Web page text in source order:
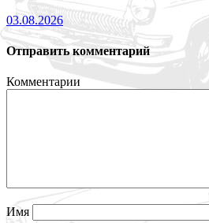
03.08.2026
Отправить комментарий
Комментарии
Имя